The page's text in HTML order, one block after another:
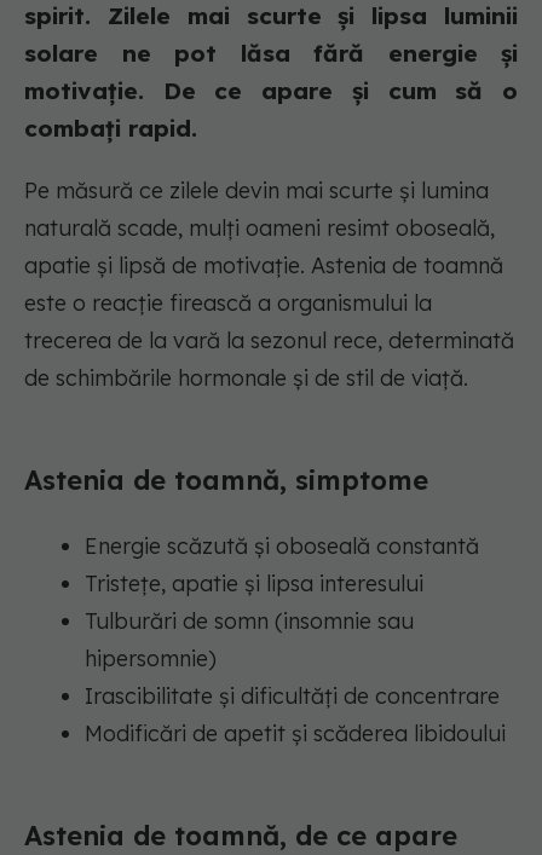
spirit. Zilele mai scurte și lipsa luminii
solare ne pot lăsa fără energie și
motivație. De ce apare și cum să o
combați rapid.
Pe măsură ce zilele devin mai scurte și lumina
naturală scade, mulți oameni resimt oboseală,
apatie și lipsă de motivație. Astenia de toamnă
este o reacție firească a organismului la
trecerea de la vară la sezonul rece, determinată
de schimbările hormonale și de stil de viață.
Astenia de toamnă, simptome
Energie scăzută și oboseală constantă
Tristețe, apatie și lipsa interesului
Tulburări de somn (insomnie sau
hipersomnie)
Irascibilitate și dificultăți de concentrare
Modificări de apetit și scăderea libidoului
Astenia de toamnă, de ce apare